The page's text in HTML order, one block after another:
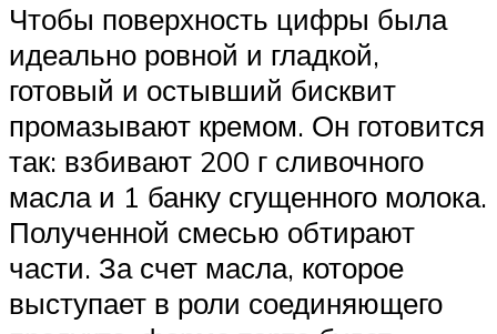
Чтобы поверхность цифры была
идеально ровной и гладкой,
готовый и остывший бисквит
промазывают кремом. Он готовится
так: взбивают 200 г сливочного
масла и 1 банку сгущенного молока.
Полученной смесью обтирают
части. За счет масла, которое
выступает в роли соединяющего